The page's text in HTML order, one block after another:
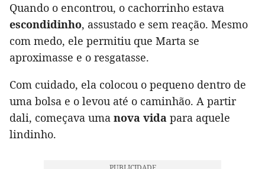
Quando o encontrou, o cachorrinho estava
escondidinho, assustado e sem reação. Mesmo
com medo, ele permitiu que Marta se
aproximasse e o resgatasse.
Com cuidado, ela colocou o pequeno dentro de
uma bolsa e o levou até o caminhão. A partir
dali, começava uma nova vida para aquele
lindinho.